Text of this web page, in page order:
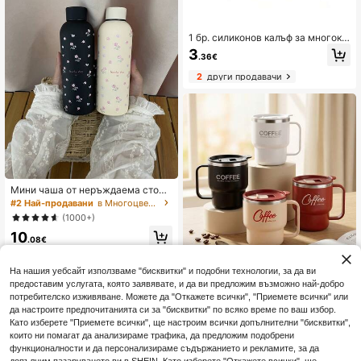
Мини чаша от неръждаема стома
на с цветен мотив от 500 мл/16,9
унции, преносима изолирана бут
илка за вода с гумено покритие, п
одходяща за домашна употреба и
спорт на открито, чудесен подаръ
ръщане в училище
#2 Най-продавани
в Многоцветен Термоси
(1000+)
10.08€
1 бр. силиконов калъф за многокр
атна употреба със сламка за кен
чета сода, креативен нов калъф з
а кенчета сода със сламка, подхо
дящ за сода, напитки, сокове, кен
чета газирана вода (моля, инстал
едотвратите отделянето на сламк
ата), необходим за лятото, аксесо
ар за чаши, училищни пособия
3.36€
2други продавачи
Двуслойна изолирана чаша за ка
фе, преносима, от 304 неръждае
ма стомана, издръжлива хермети
чна чаша за пиене и кафе, термос
за студенти и възрастни
7.87€
На нашия уебсайт използваме "бисквитки" и подобни технологии, за да ви
предоставим услугата, която заявявате, и да ви предложим възможно най-добро
потребителско изживяване. Можете да "Откажете всички", "Приемете всички" или
да настроите предпочитанията си за "бисквитки" по всяко време по ваш избор.
Като изберете "Приемете всички", ще настроим всички допълнителни "бисквитки",
които ни помагат да анализираме трафика, да предложим подобрени
функционалности и да персонализираме съдържанието и рекламите, за да